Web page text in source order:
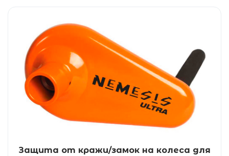
Защита от кражи/замок на колеса для